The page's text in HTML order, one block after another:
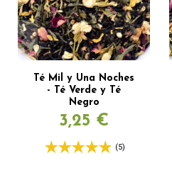
Té Mil y Una Noches
- Té Verde y Té
Negro
3,25 €
(5)